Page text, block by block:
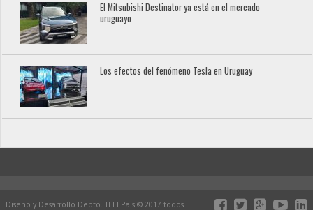
El Mitsubishi Destinator ya está en el mercado
uruguayo
Los efectos del fenómeno Tesla en Uruguay
Diseño y Desarrollo Depto. TI El País © 2017 todos